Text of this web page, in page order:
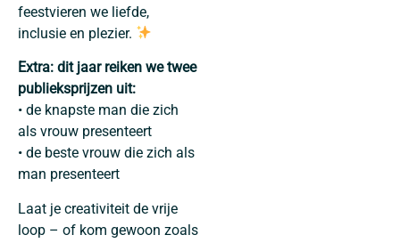
feestvieren we liefde,
inclusie en plezier.
Extra: dit jaar reiken we twee
publieksprijzen uit:
• de knapste man die zich
als vrouw presenteert
• de beste vrouw die zich als
man presenteert
Laat je creativiteit de vrije
loop – of kom gewoon zoals